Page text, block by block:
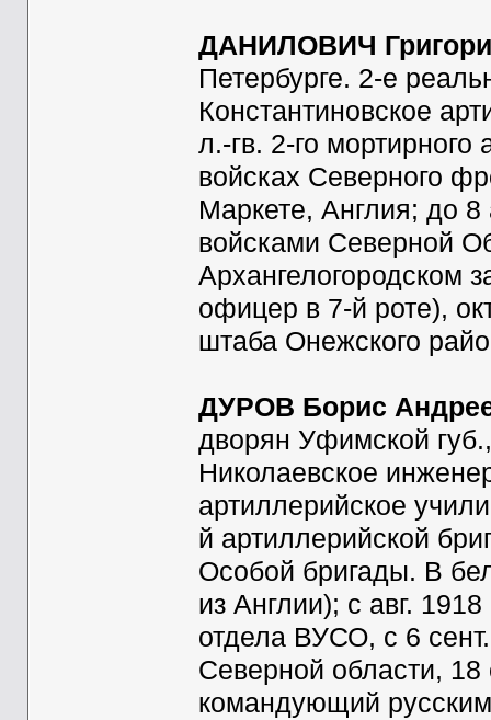
ДАНИЛОВИЧ
Петербурге. 2-е
Константиновское
л.-гв. 2-го
войсках Северного
Маркете, Англия; до
войсками Северной
Архангелогородском
офицер в 7-й роте),
штаба Онежского
ДУРОВ Борис
дворян Уфимской
Николаевское
артиллерийское
й артиллерийской
Особой бригады. В
из Англии); с авг.
отдела ВУСО, с 6
Северной области, 18
командующий